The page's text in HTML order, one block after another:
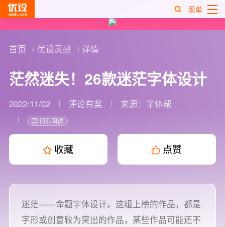
菜单
首页 优设灵感 详情
茫然迷失！26款迷茫字体设计
2022/11/02 评论有奖 来源： 字体帮
稍后阅读
收藏 点赞
迷茫——命题字体设计。这组上榜的作品，都是
字形或创意较为突出的作品，某些作品可能还不